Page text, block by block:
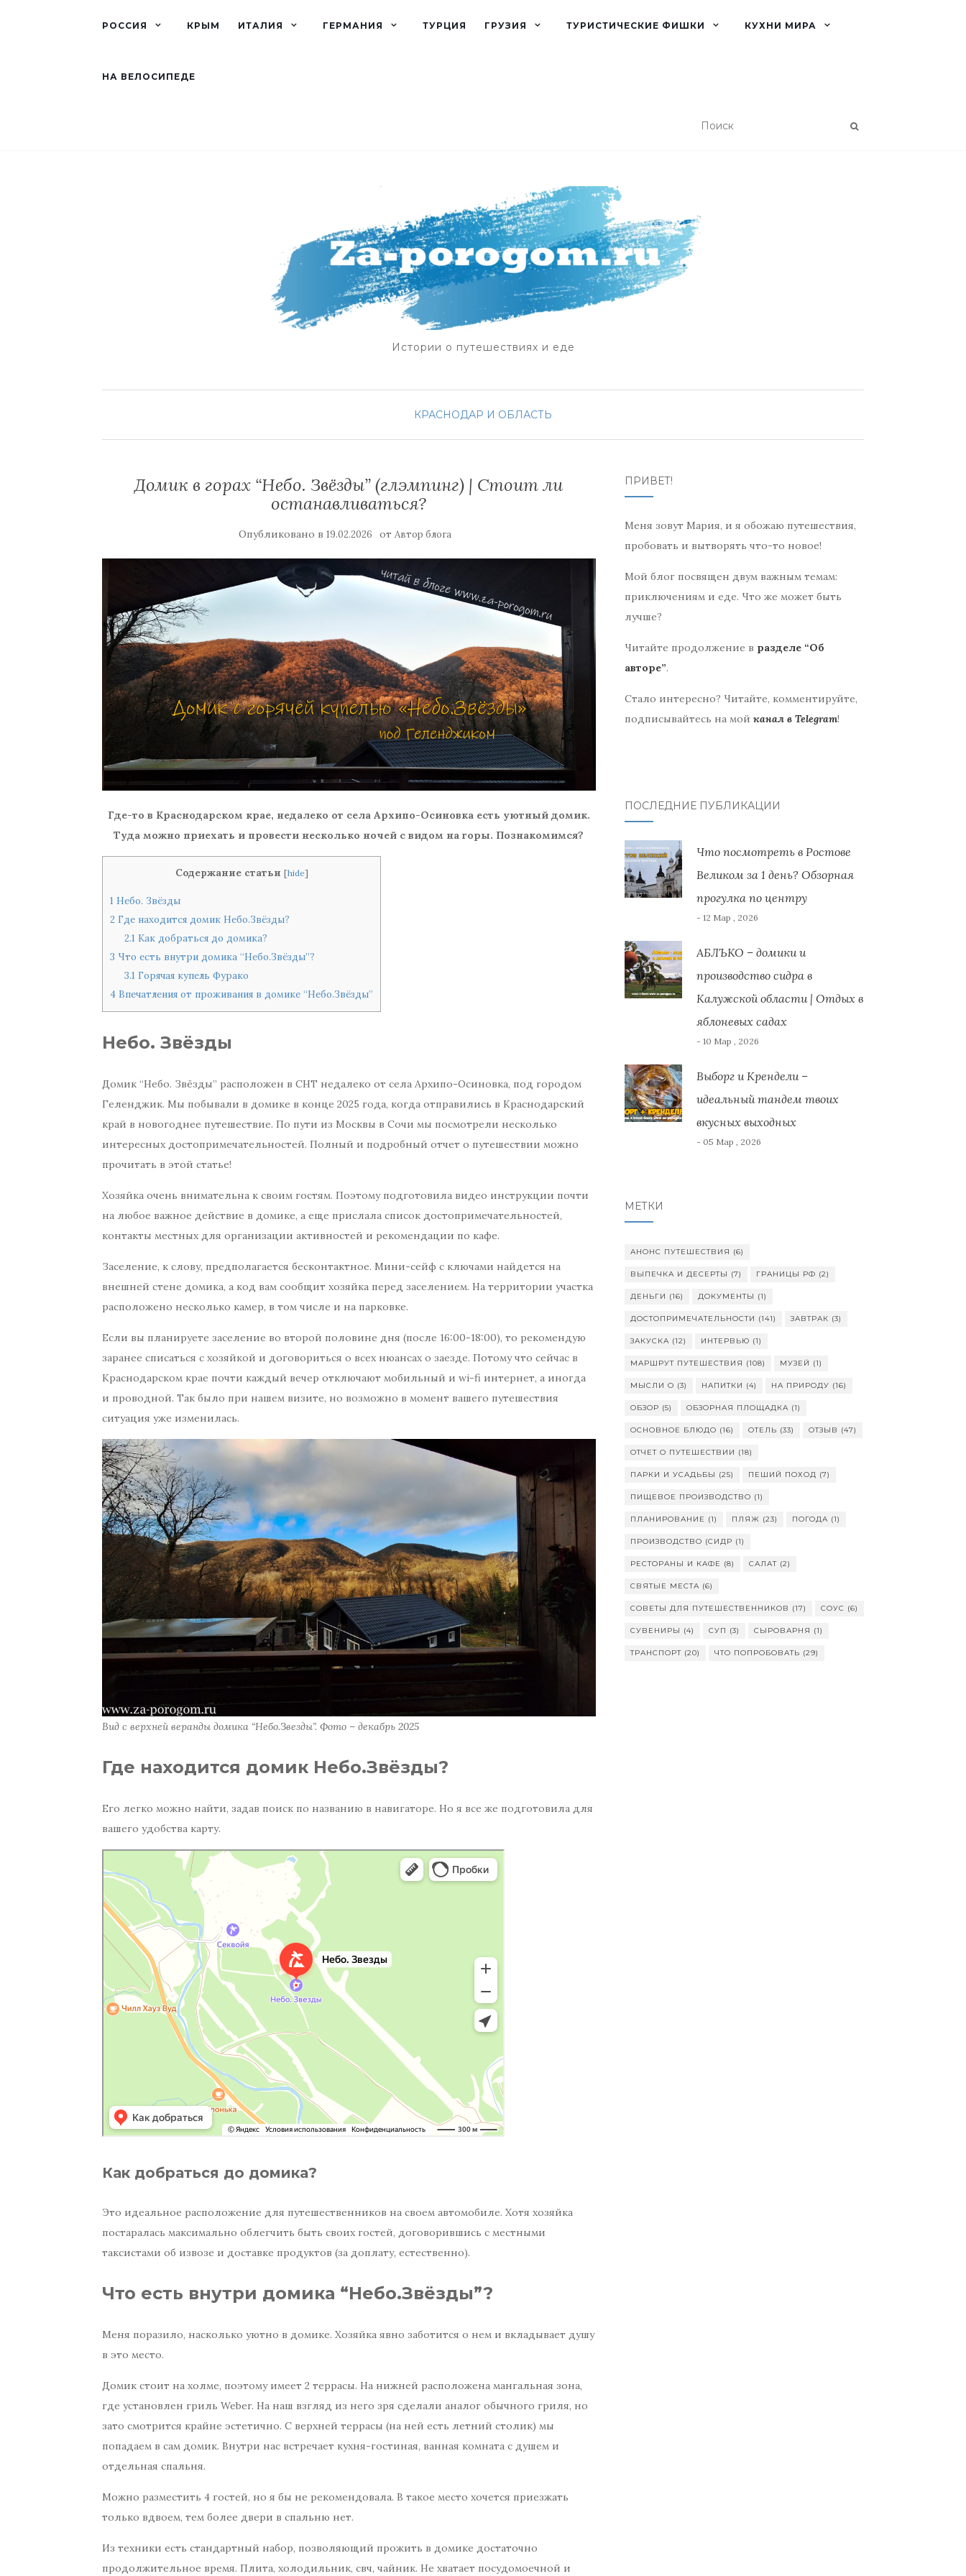
РОССИЯ КРЫМ ИТАЛИЯ ГЕРМАНИЯ ТУРЦИЯ ГРУЗИЯ ТУРИСТИЧЕСКИЕ ФИШКИ КУХНИ МИРА
НА ВЕЛОСИПЕДЕ
Истории о путешествиях и еде
КРАСНОДАР И ОБЛАСТЬ
Домик в горах “Небо. Звёзды” (глэмпинг) | Стоит ли
останавливаться?
Опубликовано в19.02.2026 отАвтор блога
Где-то в Краснодарском крае, недалеко от села Архипо-Осиновка есть уютный домик.
Туда можно приехать и провести несколько ночей с видом на горы. Познакомимся?
Содержание статьи [hide]
1 Небо. Звёзды
2 Где находится домик Небо.Звёзды?
2.1 Как добраться до домика?
3 Что есть внутри домика “Небо.Звёзды”?
3.1 Горячая купель Фурако
4 Впечатления от проживания в домике “Небо.Звёзды”
Небо. Звёзды
Домик “Небо. Звёзды” расположен в СНТ недалеко от села Архипо-Осиновка, под городом
Геленджик. Мы побывали в домике в конце 2025 года, когда отправились в Краснодарский
край в новогоднее путешествие. По пути из Москвы в Сочи мы посмотрели несколько
интересных достопримечательностей. Полный и подробный отчет о путешествии можно
прочитать в этой статье!
Хозяйка очень внимательна к своим гостям. Поэтому подготовила видео инструкции почти
на любое важное действие в домике, а еще прислала список достопримечательностей,
контакты местных для организации активностей и рекомендации по кафе.
Заселение, к слову, предполагается бесконтактное. Мини-сейф с ключами найдется на
внешней стене домика, а код вам сообщит хозяйка перед заселением. На территории участка
расположено несколько камер, в том числе и на парковке.
Если вы планируете заселение во второй половине дня (после 16:00-18:00), то рекомендую
заранее списаться с хозяйкой и договориться о всех нюансах о заезде. Потому что сейчас в
Краснодарском крае почти каждый вечер отключают мобильный и wi-fi интернет, а иногда
и проводной. Так было при нашем визите, но возможно в момент вашего путешествия
ситуация уже изменилась.
Вид с верхней веранды домика “Небо.Звезды”. Фото – декабрь 2025
Где находится домик Небо.Звёзды?
Его легко можно найти, задав поиск по названию в навигаторе. Но я все же подготовила для
вашего удобства карту.
База, дом отдыха в Краснодарском крае
Как добраться до домика?
Это идеальное расположение для путешественников на своем автомобиле. Хотя хозяйка
постаралась максимально облегчить быть своих гостей, договорившись с местными
таксистами об извозе и доставке продуктов (за доплату, естественно).
Что есть внутри домика “Небо.Звёзды”?
Меня поразило, насколько уютно в домике. Хозяйка явно заботится о нем и вкладывает душу
в это место.
Домик стоит на холме, поэтому имеет 2 террасы. На нижней расположена мангальная зона,
где установлен гриль Weber. На наш взгляд из него зря сделали аналог обычного гриля, но
зато смотрится крайне эстетично. С верхней террасы (на ней есть летний столик) мы
попадаем в сам домик. Внутри нас встречает кухня-гостиная, ванная комната с душем и
отдельная спальня.
Можно разместить 4 гостей, но я бы не рекомендовала. В такое место хочется приезжать
только вдвоем, тем более двери в спальню нет.
Из техники есть стандартный набор, позволяющий прожить в домике достаточно
продолжительное время. Плита, холодильник, свч, чайник. Не хватает посудомоечной и
ПРИВЕТ!
Меня зовут Мария, и я обожаю путешествия,
пробовать и вытворять что-то новое!
Мой блог посвящен двум важным темам:
приключениям и еде. Что же может быть
лучше?
Читайте продолжение в разделе “Об
авторе”.
Стало интересно? Читайте, комментируйте,
подписывайтесь на мой канал в Telegram!
ПОСЛЕДНИЕ ПУБЛИКАЦИИ
Что посмотреть в Ростове
Великом за 1 день? Обзорная
прогулка по центру
- 12 Мар , 2026
АБЛЪКО – домики и
производство сидра в
Калужской области | Отдых в
яблоневых садах
- 10 Мар , 2026
Выборг и Крендели –
идеальный тандем твоих
вкусных выходных
- 05 Мар , 2026
МЕТКИ
АНОНС ПУТЕШЕСТВИЯ (6)
ВЫПЕЧКА И ДЕСЕРТЫ (7) ГРАНИЦЫ РФ (2)
ДЕНЬГИ (16) ДОКУМЕНТЫ (1)
ДОСТОПРИМЕЧАТЕЛЬНОСТИ (141) ЗАВТРАК (3)
ЗАКУСКА (12) ИНТЕРВЬЮ (1)
МАРШРУТ ПУТЕШЕСТВИЯ (108) МУЗЕЙ (1)
МЫСЛИ О (3) НАПИТКИ (4) НА ПРИРОДУ (16)
ОБЗОР (5) ОБЗОРНАЯ ПЛОЩАДКА (1)
ОСНОВНОЕ БЛЮДО (16) ОТЕЛЬ (33) ОТЗЫВ (47)
ОТЧЕТ О ПУТЕШЕСТВИИ (18)
ПАРКИ И УСАДЬБЫ (25) ПЕШИЙ ПОХОД (7)
ПИЩЕВОЕ ПРОИЗВОДСТВО (1)
ПЛАНИРОВАНИЕ (1) ПЛЯЖ (23) ПОГОДА (1)
ПРОИЗВОДСТВО (СИДР (1)
РЕСТОРАНЫ И КАФЕ (8) САЛАТ(2)
СВЯТЫЕ МЕСТА (6)
СОВЕТЫ ДЛЯ ПУТЕШЕСТВЕННИКОВ (17) СОУС (6)
СУВЕНИРЫ (4) СУП (3) СЫРОВАРНЯ (1)
ТРАНСПОРТ(20) ЧТО ПОПРОБОВАТЬ (29)